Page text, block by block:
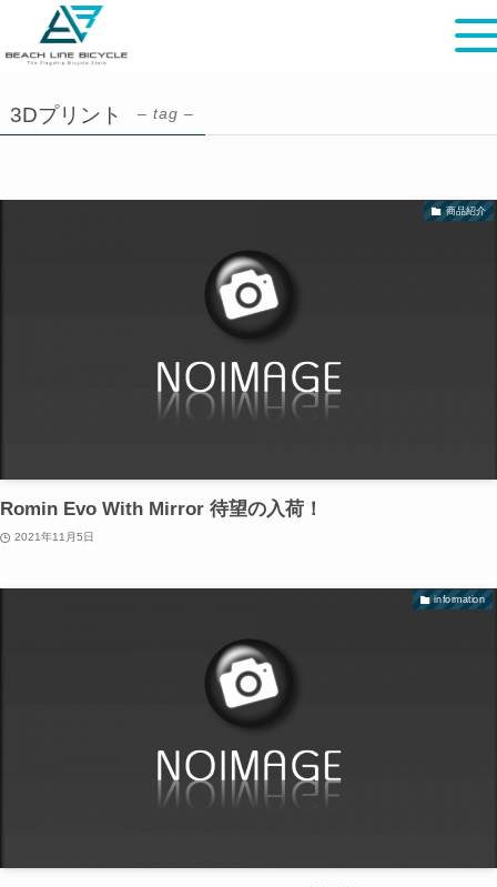
3Dプリント – tag –
商品紹介
Romin Evo With Mirror 待望の入荷！
2021年11月5日
information